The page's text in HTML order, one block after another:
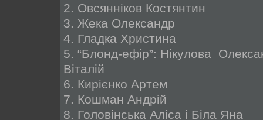
2. Овсянніков Костянтин
3. Жека Олександр
4. Гладка Христина
5. “Блонд-ефір”: Нікулова
Віталій
6. Кирієнко Артем
7. Кошман Андрій
8. Головінська Аліса і Біла Яна